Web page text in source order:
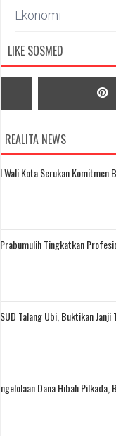
Ekonomi
LIKE SOSMED
REALITA NEWS
Kota Serukan Komitmen
Tingkatkan
Talang Ubi, Buktikan
Dana Hibah Pilkada,